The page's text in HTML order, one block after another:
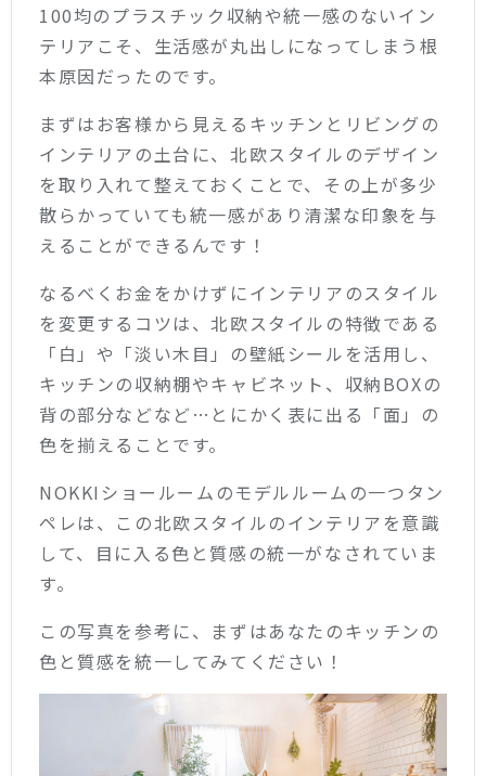
100均のプラスチック収納や統一感のないイン
テリアこそ、生活感が丸出しになってしまう根
本原因だったのです。
まずはお客様から見えるキッチンとリビングの
インテリアの土台に、北欧スタイルのデザイン
を取り入れて整えておくことで、その上が多少
散らかっていても統一感があり清潔な印象を与
えることができるんです！
なるべくお金をかけずにインテリアのスタイル
を変更するコツは、北欧スタイルの特徴である
「白」や「淡い木目」の壁紙シールを活用し、
キッチンの収納棚やキャビネット、収納BOXの
背の部分などなど…とにかく表に出る「面」の
色を揃えることです。
NOKKIショールームのモデルルームの一つタン
ペレは、この北欧スタイルのインテリアを意識
して、目に入る色と質感の統一がなされていま
す。
この写真を参考に、まずはあなたのキッチンの
色と質感を統一してみてください！